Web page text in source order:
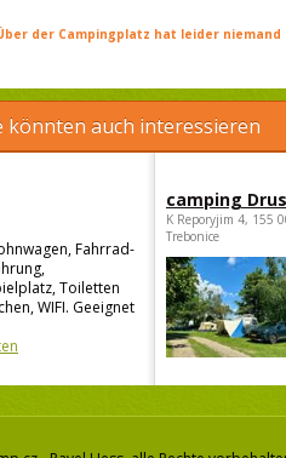
der Campingplatz hat leider
könnten auch interessieren
Fahrrad-
Toiletten
WIFI. Geeignet
camping
K Reporyjim 4, 155
Trebonice